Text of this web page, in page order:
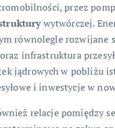
przez
wytwórczej.
równolegle rozwijane
infrastruktura
jądrowych w pobliżu
i inwestycje w
relacje pomiędzy